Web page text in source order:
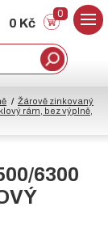
0 Kč
0
Žárově zinkovaný
rám, bez výplně,
6300